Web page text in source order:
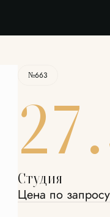
№663
Студия
Цена по запросу